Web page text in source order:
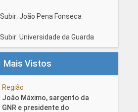
João Pena Fonseca
Universidade da Guarda
Mais Vistos
Região
João Máximo, sargento da
GNR e presidente do